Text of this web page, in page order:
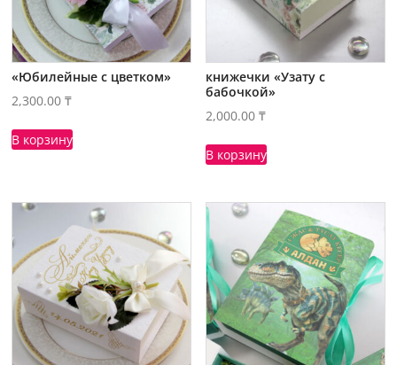
«Юбилейные с цветком»
2,300.00₸
В корзину
книжечки «Узату с
бабочкой»
2,000.00₸
В корзину